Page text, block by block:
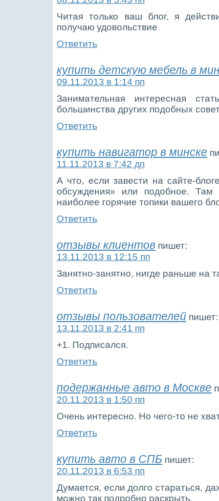
Читая только ваш блог, я
получаю удовольствие
Ответить
купить детскую мебель в
09.11.2013 в 1:14 пп
Занимательная интересная
большинства других подобных
Ответить
купить навигатор в минске
11.11.2013 в 7:42 дп
А что, если завести на сайте-
обсуждения» или подобное. Там
наиболее горячие топики вашего
Ответить
отзывы клиентов пишет:
13.11.2013 в 12:15 пп
Занятно-занятно, нигде раньше на
Ответить
отзывы пользователей пишет:
13.11.2013 в 2:41 пп
+1. Подписался.
Ответить
подержанные авто в Москве
20.11.2013 в 1:50 пп
Очень интересно. Но чего-то не
Ответить
купить авто в СПБ пишет:
20.11.2013 в 6:53 пп
Думается, если долго стараться,
можно так подробно раскрыть.